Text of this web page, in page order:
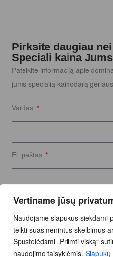
Vertiname jūsų
Naudojame slapukus siekdami
teikti suasmenintus skelbimus
Spustelėdami „Priimti viską“
naudojimo taisyklėmis. Slapukų
Pirksite daugiau nei
Speciali kaina
Pateikite informaciją apie
jums specialią kainodarą
Vardas
El. paštas
Užklausos tekstas